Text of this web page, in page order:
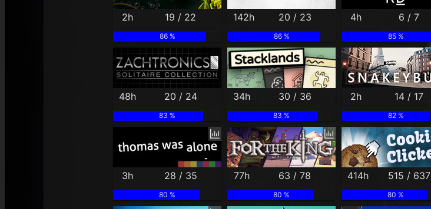
2h 19 / 22
86 %
142h 20 / 23
86 %
4h 6 / 7
85 %
48h 20 / 24
83 %
34h 30 / 36
83 %
2h 14 / 17
82 %
3h 28 / 35
80 %
77h 63 / 78
80 %
414h 515 / 637
80 %